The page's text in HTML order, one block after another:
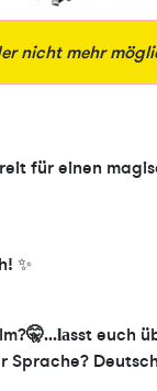
nicht mehr
für einen
✨
🤫...lasst euch
Sprache?